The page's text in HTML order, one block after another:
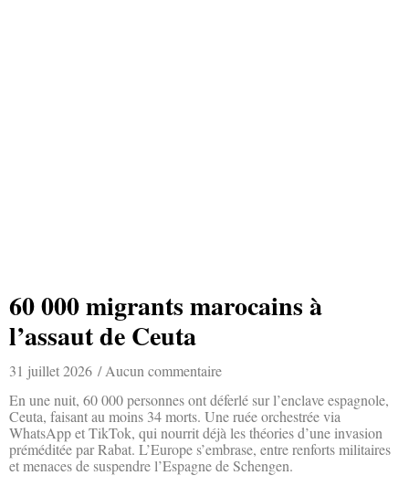
60 000 migrants marocains à
l’assaut de Ceuta
31 juillet 2026
Aucun commentaire
En une nuit, 60 000 personnes ont déferlé sur l’enclave espagnole,
Ceuta, faisant au moins 34 morts. Une ruée orchestrée via
WhatsApp et TikTok, qui nourrit déjà les théories d’une invasion
préméditée par Rabat. L’Europe s’embrase, entre renforts militaires
et menaces de suspendre l’Espagne de Schengen.